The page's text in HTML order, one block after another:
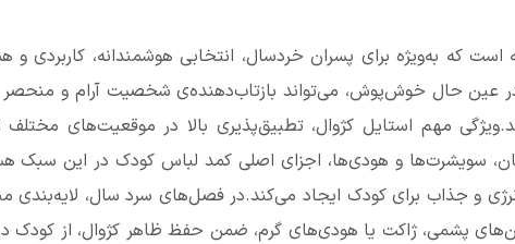
که به‌ویژه برای پسران خردسال، انتخابی هوشمندانه، کاربردی و
عین حال خوش‌پوش، می‌تواند بازتاب‌دهنده‌ی شخصیت آرام و منحصر
مهم استایل کژوال، تطبیق‌پذیری بالا در موقعیت‌های
سویشرت‌ها و هودی‌ها، اجزای اصلی کمد لباس کودک در این سبک
و جذاب برای کودک ایجاد می‌کند.در فصل‌های سرد سال، لایه‌بندی
پشمی، ژاکت یا هودی‌های گرم، ضمن حفظ ظاهر کژوال، از کودک در